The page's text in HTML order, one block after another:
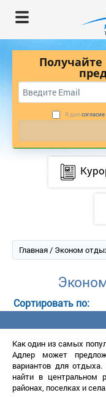
Я даюсогласие
Главная/ Эконом
Как один из самых
Адлер может
ариантов для отдыха.
найти в центральном
районах, поселках и
БУДЬТЕ В
С